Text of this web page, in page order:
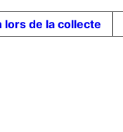
lors de la collecte